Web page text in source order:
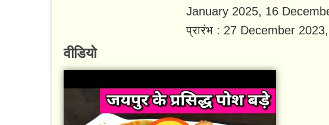
January 2025, 16
प्रारंभ : 27 December
वीडियो